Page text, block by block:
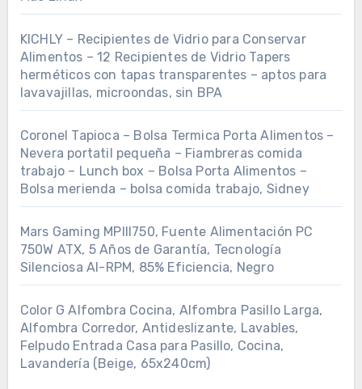
KICHLY – Recipientes de Vidrio para Conservar
Alimentos – 12 Recipientes de Vidrio Tapers
herméticos con tapas transparentes – aptos para
lavavajillas, microondas, sin BPA
Coronel Tapioca – Bolsa Termica Porta Alimentos –
Nevera portatil pequeña – Fiambreras comida
trabajo – Lunch box – Bolsa Porta Alimentos –
Bolsa merienda – bolsa comida trabajo, Sidney
Mars Gaming MPIII750, Fuente Alimentación PC
750W ATX, 5 Años de Garantía, Tecnología
Silenciosa AI-RPM, 85% Eficiencia, Negro
Color G Alfombra Cocina, Alfombra Pasillo Larga,
Alfombra Corredor, Antideslizante, Lavables,
Felpudo Entrada Casa para Pasillo, Cocina,
Lavandería (Beige, 65x240cm)